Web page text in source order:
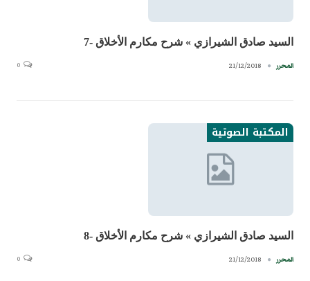
السيد صادق الشيرازي » شرح مكارم الأخلاق -7
المحرر 21/12/2018
المكتبة الصوتية
السيد صادق الشيرازي » شرح مكارم الأخلاق -8
المحرر 21/12/2018